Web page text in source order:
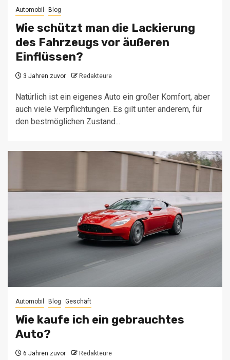
Automobil Blog
Wie schützt man die Lackierung
des Fahrzeugs vor äußeren
Einflüssen?
3 Jahren zuvor Redakteure
Natürlich ist ein eigenes Auto ein großer Komfort, aber
auch viele Verpflichtungen. Es gilt unter anderem, für
den bestmöglichen Zustand...
Automobil Blog Geschäft
Wie kaufe ich ein gebrauchtes
Auto?
6 Jahren zuvor Redakteure